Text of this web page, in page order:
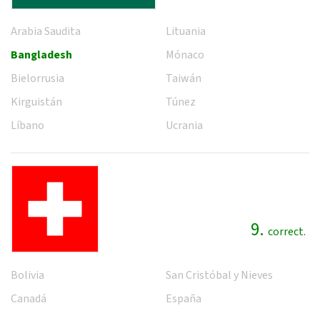
Arabia Saudita
Bangladesh
Bielorrusia
Kirguistán
Líbano
Lituania
Mónaco
Taiwán
Túnez
Ucrania
9. correct.
Bolivia
Canadá
San Cristóbal y Nieves
España